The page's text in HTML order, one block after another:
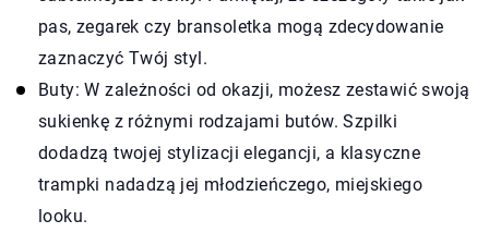
pas, zegarek czy bransoletka mogą zdecydowanie
zaznaczyć Twój styl.
Buty: W zależności od okazji, możesz zestawić swoją
sukienkę z różnymi rodzajami butów. Szpilki
dodadzą twojej stylizacji elegancji, a klasyczne
trampki nadadzą jej młodzieńczego, miejskiego
looku.